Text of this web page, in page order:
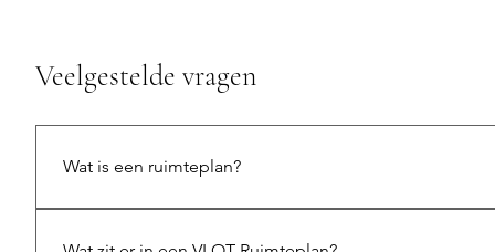
Veelgestelde vragen
Wat is een ruimteplan?
komen de indeling, sfeer, kleuren, materialen,